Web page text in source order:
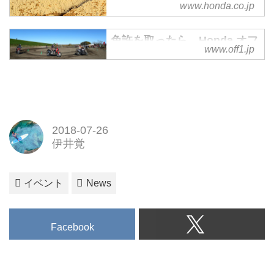
www.honda.co.jp
免許を取ったら、Honda オフ
ロード・ミーティングに行こ
大学生諸君。まずはHondaオフロ
子様、奥様の初めてのオフロード
バイク体験に最適です。
www.off1.jp
2018-07-26
伊井覚
イベント News
Facebook